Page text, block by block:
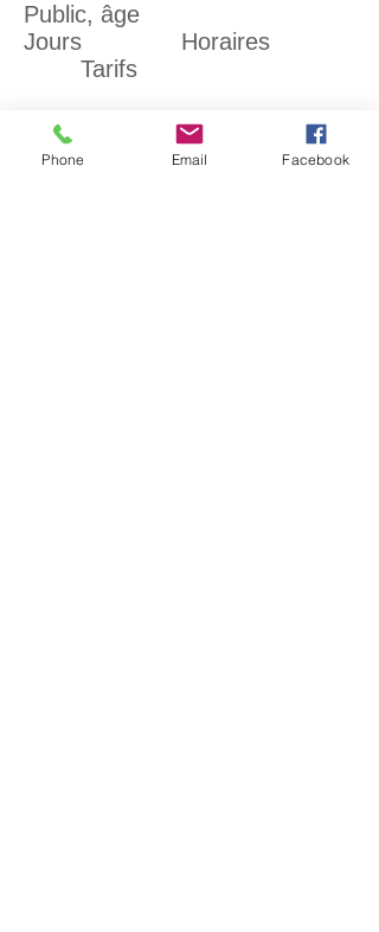
Public, âge
Jours Horaires
Tarifs
Enfants 7/11 ans (primaire)
Mardi 16h-17h
entre 100 € et 145 €/an
Phone Email Facebook